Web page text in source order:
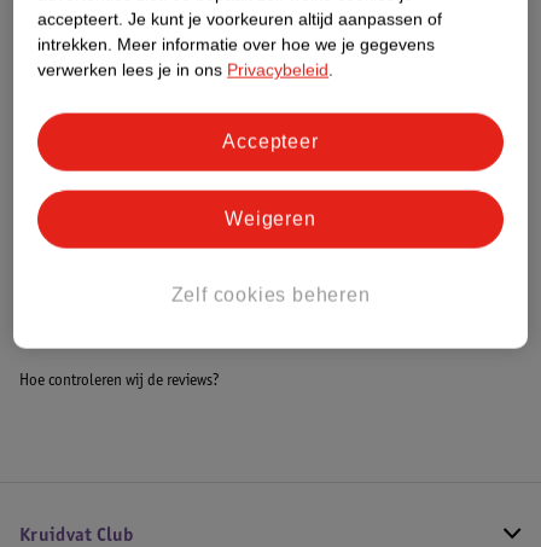
Dit product heeft (nog) geen Nature
Impact Score.
Meer informatie
Bestel & Bezorginformatie
Hoe controleren wij de reviews?
Kruidvat Club
accepteert. Je kunt je voorkeuren altijd aanpassen of
intrekken. Meer informatie over hoe we je gegevens
verwerken lees je in ons Privacybeleid.
Zelf cookies beheren
Weigeren
Accepteer